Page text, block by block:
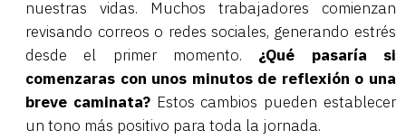
nuestras vidas. Muchos trabajadores comienzan
revisando correos o redes sociales, generando estrés
desde el primer momento. ¿Qué pasaría si
comenzaras con unos minutos de reflexión o una
breve caminata?Estos cambios pueden establecer
un tono más positivo para toda la jornada.